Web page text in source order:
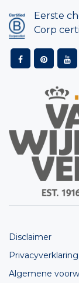
Eerste
Corp
Disclaimer
Privacyverklaring
Algemene